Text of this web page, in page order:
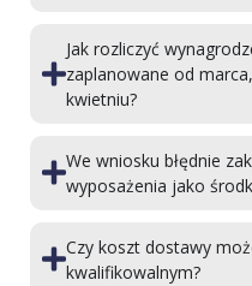
Jak rozliczyć
zaplanowane od
kwietniu?
We wniosku błędnie
wyposażenia jako
Czy koszt dostawy
kwalifikowalnym?